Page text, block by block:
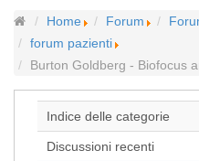
Home Forum
forum pazienti
Burton Goldberg - Biofocus
Indice delle categorie
Discussioni recenti